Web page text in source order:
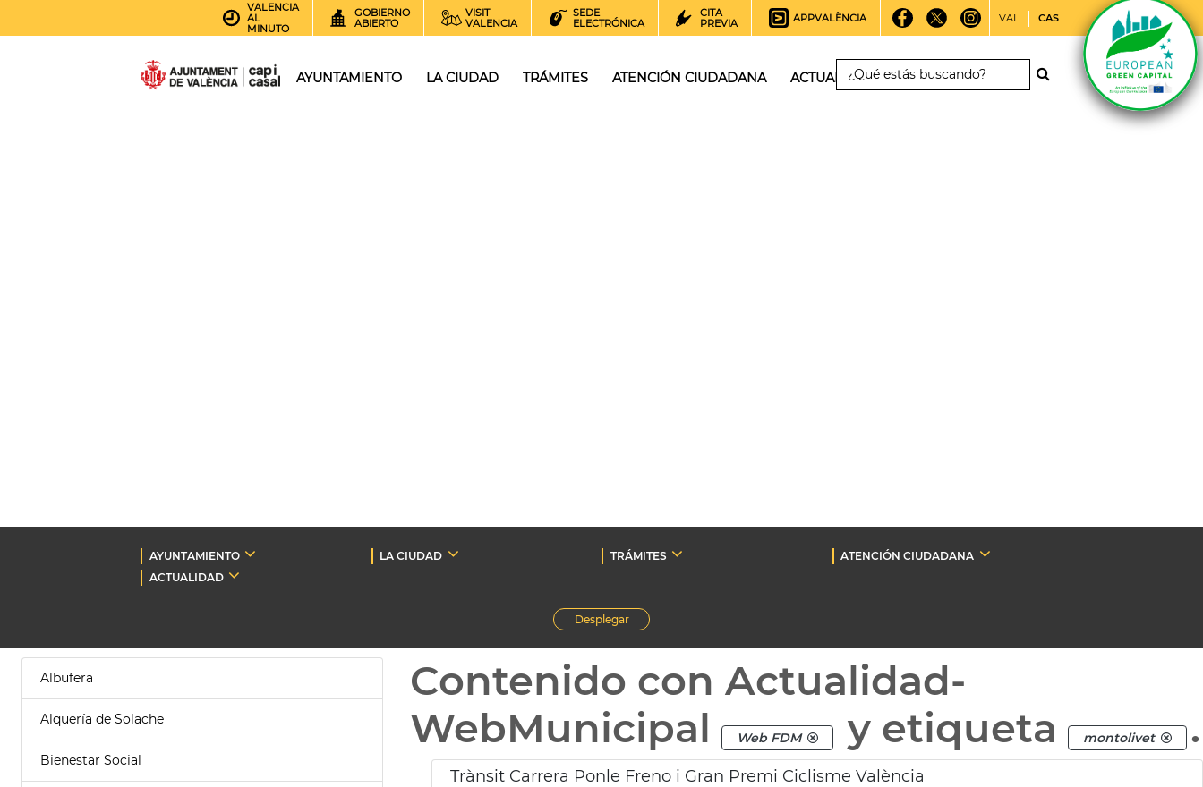
VALENCIA
AL
MINUTO
GOBIERNO
ABIERTO
VISIT
VALENCIA
SEDE
ELECTRÓNICA
CITA
PREVIA
APPVALÈNCIA VAL CAS
AYUNTAMIENTO LA CIUDAD TRÁMITES ATENCIÓN CIUDADANA ACTUALIDAD
AYUNTAMIENTO LA CIUDAD TRÁMITES
ATENCIÓN CIUDADANA
ACTUALIDAD
Desplegar
Albufera
Alquería de Solache
Bienestar Social
Contenido con Actualidad-
WebMunicipal
Web FDM y etiqueta montolivet .
Trànsit Carrera Ponle Freno i Gran Premi Ciclisme València